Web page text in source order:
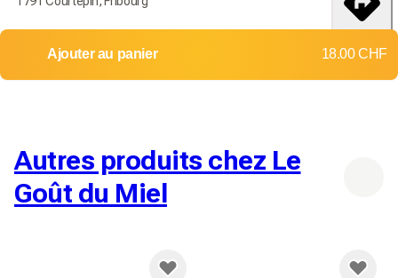
18-25 débembre
itinéraire
Ajouter au panier 18.00 CHF
Autres produits chez Le
Goût du Miel